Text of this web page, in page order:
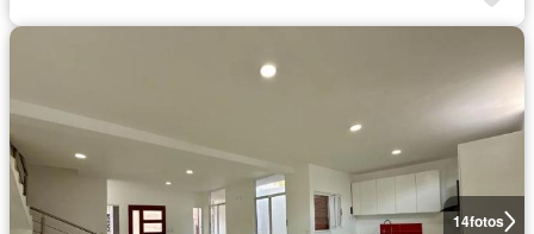
14fotos